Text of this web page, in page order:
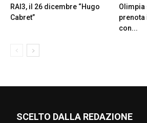
RAI3, il 26 dicembre “Hugo
Cabret”
Olimpia
prenota
con...
SCELTO DALLA REDAZIONE